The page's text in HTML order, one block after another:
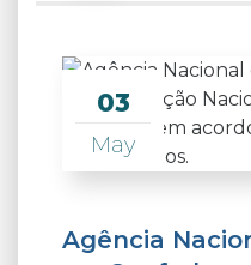
03
May
Agência